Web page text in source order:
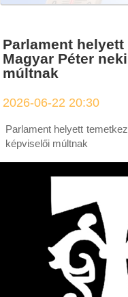
Parlament
Magyar Péter
múltnak
2026-06-22 20:30
Parlament helyett
képviselői múltnak